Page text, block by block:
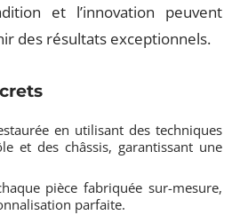
et l’innovation peuvent
des résultats exceptionnels.
en utilisant des techniques
et des châssis, garantissant une
pièce fabriquée sur-mesure,
parfaite.